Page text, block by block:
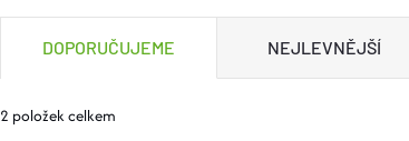
A
DOPORUČUJEME NEJLEVNĚJŠÍ
2 položek celkem